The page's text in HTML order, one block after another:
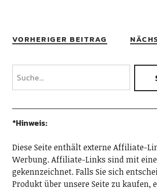
VORHERIGER BEITRAG
*Hinweis:
Diese Seite enthält externe Affiliate-
Werbung. Affiliate-Links sind mit
gekennzeichnet. Falls Sie sich
Produkt über unsere Seite zu kaufen,